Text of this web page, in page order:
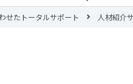
せたトータルサポート 人材紹介